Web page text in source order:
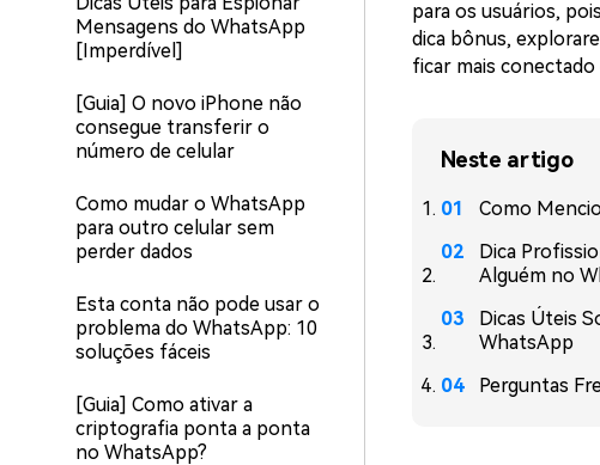
Mensagens do WhatsApp
[Imperdível]
[Guia] O novo iPhone não
consegue transferir o
número de celular
Como mudar o WhatsApp
para outro celular sem
perder dados
Esta conta não pode usar o
problema do WhatsApp: 10
soluções fáceis
[Guia] Como ativar a
criptografia ponta a ponta
no WhatsApp?
para os usuários,
dica bônus,
ficar mais conectado
Neste artigo
Como
Dica
Alguém no
Dicas Úteis
WhatsApp
Perguntas